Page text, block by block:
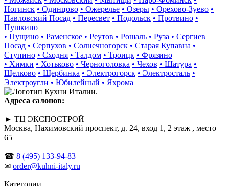
Ногинск • Одинцово • Ожерелье • Озеры • Орехово-Зуево •
Павловский Посад • Пересвет • Подольск • Протвино •
Пушкино
• Пущино • Раменское • Реутов • Рошаль • Руза • Сергиев
Посад • Серпухов • Солнечногорск • Старая Купавна •
Ступино • Сходня • Талдом • Троицк • Фрязино
• Химки • Хотьково • Черноголовка • Чехов • Шатура •
Щелково • Щербинка • Электрогорск • Электросталь •
Электроугли • Юбилейный • Яхрома
Адреса салонов:
► ТЦ ЭКСПОСТРОЙ
Москва, Нахимовский проспект, д. 24, вход 1, 2 этаж , место
65
☎ 8 (495) 133-94-83
✉ order@kuhni-italy.ru
Категории